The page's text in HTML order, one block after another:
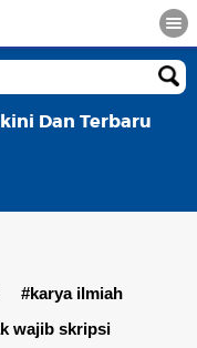
Dan Terbaru
#karya ilmiah
wajib skripsi